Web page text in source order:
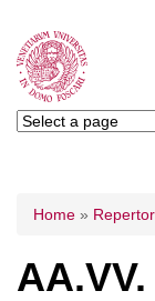
Tu sei qui
Home »
AA.VV.